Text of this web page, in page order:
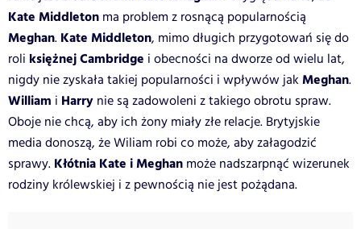
Kate Middleton ma problem z rosnącą popularnością
Meghan. Kate Middleton, mimo długich przygotowań się do
roli księżnej Cambridge i obecności na dworze od wielu lat,
nigdy nie zyskała takiej popularności i wpływów jak Meghan.
William i Harry nie są zadowoleni z takiego obrotu spraw.
Oboje nie chcą, aby ich żony miały złe relacje. Brytyjskie
media donoszą, że Wiliam robi co może, aby załagodzić
sprawy. Kłótnia Kate i Meghan może nadszarpnąć wizerunek
rodziny królewskiej i z pewnością nie jest pożądana.